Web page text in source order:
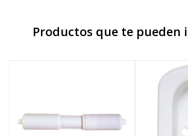
Productos que te pueden